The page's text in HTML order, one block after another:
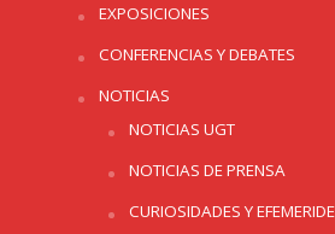
EXPOSICIONES
CONFERENCIAS Y DEBATES
NOTICIAS
NOTICIAS UGT
NOTICIAS DE PRENSA
CURIOSIDADES Y